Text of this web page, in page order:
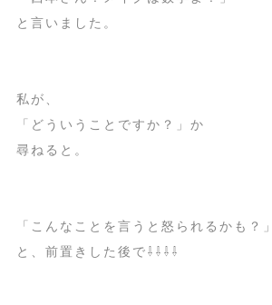
と言いました。
私が、
「どういうことですか？」か
尋ねると。
「こんなことを言うと怒られるかも？」
と、前置きした後で⇩⇩⇩⇩